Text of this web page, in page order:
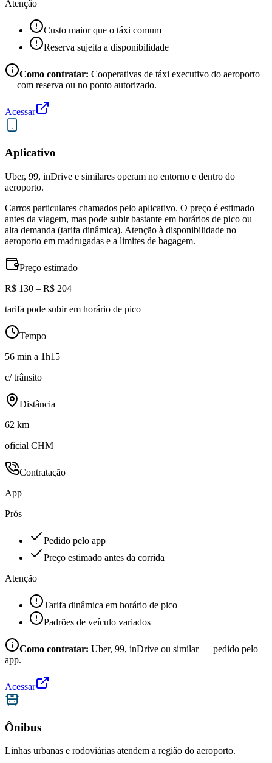
Atenção
Custo maior que o táxi comum
Reserva sujeita a disponibilidade
Como contratar: Cooperativas de táxi executivo do aeroporto
— com reserva ou no ponto autorizado.
Acessar
Aplicativo
Uber, 99, inDrive e similares operam no entorno e dentro do
aeroporto.
Carros particulares chamados pelo aplicativo. O preço é estimado
antes da viagem, mas pode subir bastante em horários de pico ou
alta demanda (tarifa dinâmica). Atenção à disponibilidade no
aeroporto em madrugadas e a limites de bagagem.
Preço estimado
R$ 130 – R$ 204
tarifa pode subir em horário de pico
Tempo
56 min a 1h15
c/ trânsito
Distância
62 km
oficial CHM
Contratação
App
Prós
Pedido pelo app
Preço estimado antes da corrida
Atenção
Tarifa dinâmica em horário de pico
Padrões de veículo variados
Como contratar: Uber, 99, inDrive ou similar — pedido pelo
app.
Acessar
Ônibus
Linhas urbanas e rodoviárias atendem a região do aeroporto.